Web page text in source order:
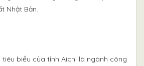
Nhật Bản.
biểu của tỉnh Aichi là ngành công